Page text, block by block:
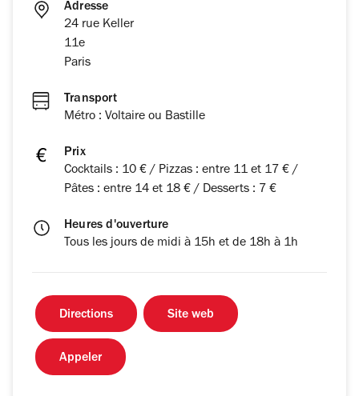
Adresse
24 rue Keller
11e
Paris
Transport
Métro : Voltaire ou Bastille
Prix
Cocktails : 10 € / Pizzas : entre 11 et 17 € /
Pâtes : entre 14 et 18 € / Desserts : 7 €
Heures d'ouverture
Tous les jours de midi à 15h et de 18h à 1h
Directions Site web
Appeler